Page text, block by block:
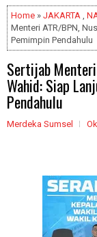
Home » JAKARTA ,
Menteri ATR/BPN,
Pemimpin Pendahulu
Sertijab
Wahid: Siap
Pendahulu
Merdeka Sumsel